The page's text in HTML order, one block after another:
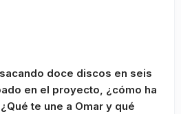
doce discos en seis
en el proyecto, ¿cómo ha
te une a Omar y qué